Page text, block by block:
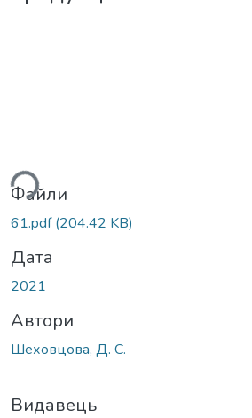
Файли
61.pdf(204.42 KB)
Дата
2021
Автори
Шеховцова, Д. С.
Видавець